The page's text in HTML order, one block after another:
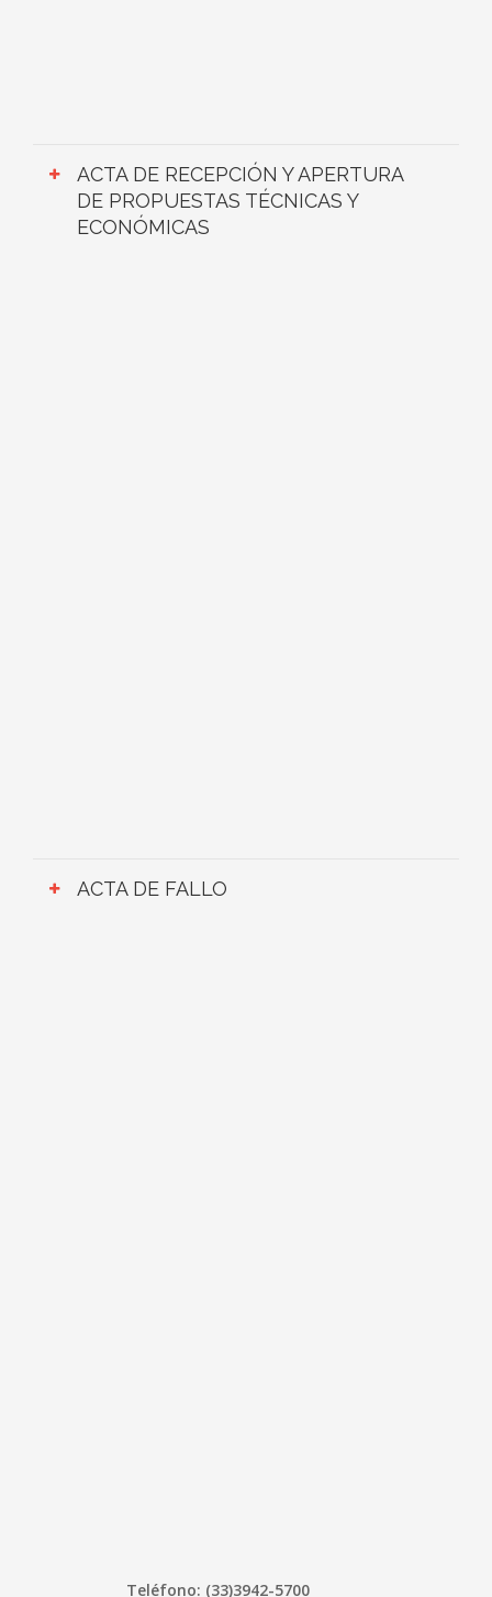
ACTA DE RECEPCIÓN Y APERTURA
DE PROPUESTAS TÉCNICAS Y
ECONÓMICAS
ACTA DE FALLO
Teléfono: (33)3942-5700